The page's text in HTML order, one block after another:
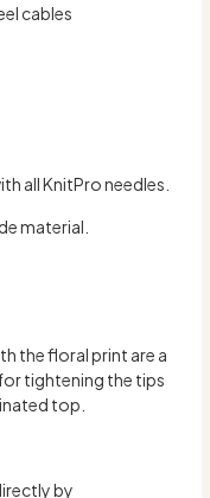
cables
all KnitPro needles.
material.
the floral print are a
tightening the tips
top.
by